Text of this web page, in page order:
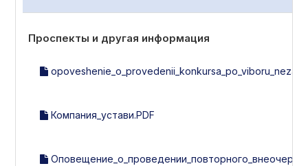
Проспекты и другая информация
Компания_устави.PDF